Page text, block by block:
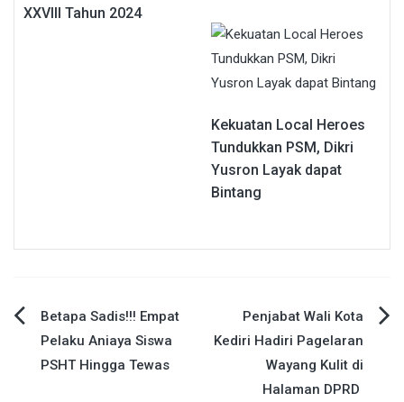
XXVIII Tahun 2024
Kekuatan Local Heroes
Tundukkan PSM, Dikri
Yusron Layak dapat
Bintang
Navigasi
pos
Betapa Sadis!!! Empat
Pelaku Aniaya Siswa
PSHT Hingga Tewas
Penjabat Wali Kota
Kediri Hadiri Pagelaran
Wayang Kulit di
Halaman DPRD